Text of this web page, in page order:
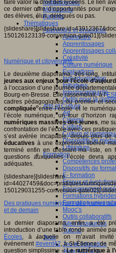
Institutionnels
Médiateurs
Parents
Thématiques
Apprendre et enseigner
Apprendre
Apprentissages
Apprentissages
Créativité
Culture numérique
Evaluations
Individualisation
Initiatives
Interdisciplinarité
Outils pour la classe
Arts et Culture
Art
Cinéma
Culture
Culture et
Dispositifs de
Littérature
Formation
Compétences
Dispositifs de
E- formation
Enjeux et évolutions
Enseignement
Formations
Formation
Mooc’s
Outils collaboratifs
Sites ressources
Tutorat
Jeux
Jeu et éducation
Jeux 4/12 ans
faire valoir le droit des lycéens. Le lien
ce dernier offre d’opportunités pour
des élèves, élus, délégués ou pas.
{slideshare}[slideshare
150126123139-conversion-gate01]{/
Numérique et citoyenneté
Le deuxième diaporama, très long,
jeunes aux enjeux pour l’école
à l’occasion d’une journée
Bourg-en-Bresse. Elle rassemblait, à l’
cadres pédagogiques du premier et
compliquéeentre l’école et le
l’école numérique, un tour d’horizon
numériques massives des jeunes, me
confrontation de l’école avec ces
s’est avérée incapable, depuis plus
éducatives à une expression libérée
terminé enfin en dressant ma liste, en
questions auxquelles l’école devra
adéquates.
{slideshare}[slideshare
150129031255-conversion-gate02]{/
Des pratiques numériques des jeunes
et de demain
Le dernier diaporama, enfin, a été
introduction d’une table ronde animée
Écoles, à laquelle on m’avait
événement #event42, à St-Étienne, de
question simplissime «Le numérique à